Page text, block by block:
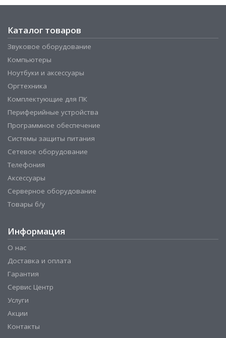
Каталог товаров
Звуковое оборудование
Компьютеры
Ноутбуки и аксессуары
Оргтехника
Комплектующие для ПК
Периферийные устройства
Программное обеспечение
Системы защиты питания
Сетевое оборудование
Телефония
Аксессуары
Серверное оборудование
Товары б/у
Информация
О нас
Доставка и оплата
Гарантия
Сервис Центр
Услуги
Акции
Контакты